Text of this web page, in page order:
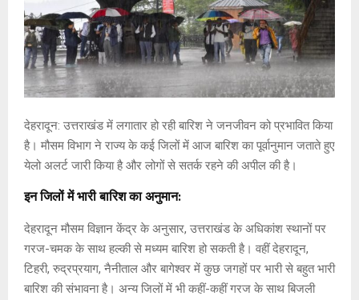
देहरादून: उत्तराखंड में लगातार हो रही बारिश ने जनजीवन को प्रभावित किया
है। मौसम विभाग ने राज्य के कई जिलों में आज बारिश का पूर्वानुमान जताते हुए
येलो अलर्ट जारी किया है और लोगों से सतर्क रहने की अपील की है।
इन जिलों में भारी बारिश का अनुमान:
देहरादून मौसम विज्ञान केंद्र के अनुसार, उत्तराखंड के अधिकांश स्थानों पर
गरज-चमक के साथ हल्की से मध्यम बारिश हो सकती है। वहीं देहरादून,
टिहरी, रुद्रप्रयाग, नैनीताल और बागेश्वर में कुछ जगहों पर भारी से बहुत भारी
बारिश की संभावना है। अन्य जिलों में भी कहीं-कहीं गरज के साथ बिजली